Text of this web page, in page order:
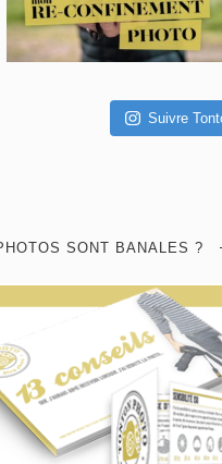
Suivre
SONT BANALES ?